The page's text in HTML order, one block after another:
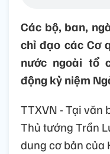
Các bộ, ban,
chỉ đạo các Cơ
nước ngoài tổ
động kỷ niệm
TTXVN - Tại văn
Thủ tướng Trần
dung cơ bản của